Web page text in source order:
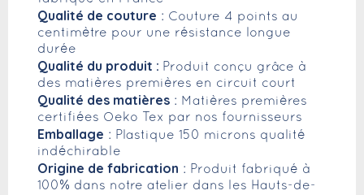
Qualité de couture : Couture 4 points au
centimètre pour une résistance longue
durée
Qualité du produit : Produit conçu grâce à
des matières premières en circuit court
Qualité des matières : Matières premières
certifiées Oeko Tex par nos fournisseurs
Emballage : Plastique 150 microns qualité
indéchirable
Origine de fabrication : Produit fabriqué à
100% dans notre atelier dans les Hauts-de-